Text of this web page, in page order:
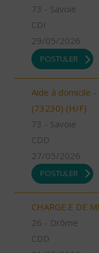
73 - Savoie
CDI
29/05/2026
POSTULER
Aide à domicile
(73230) (H/F)
73 - Savoie
CDD
27/05/2026
POSTULER
CHARGE.E DE
26 - Drôme
CDD